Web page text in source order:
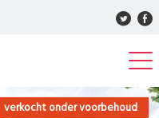
verkocht onder voorbehoud